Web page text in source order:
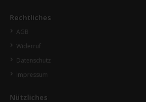
Rechtliches
AGB
Widerruf
Datenschutz
Impressum
Nützliches